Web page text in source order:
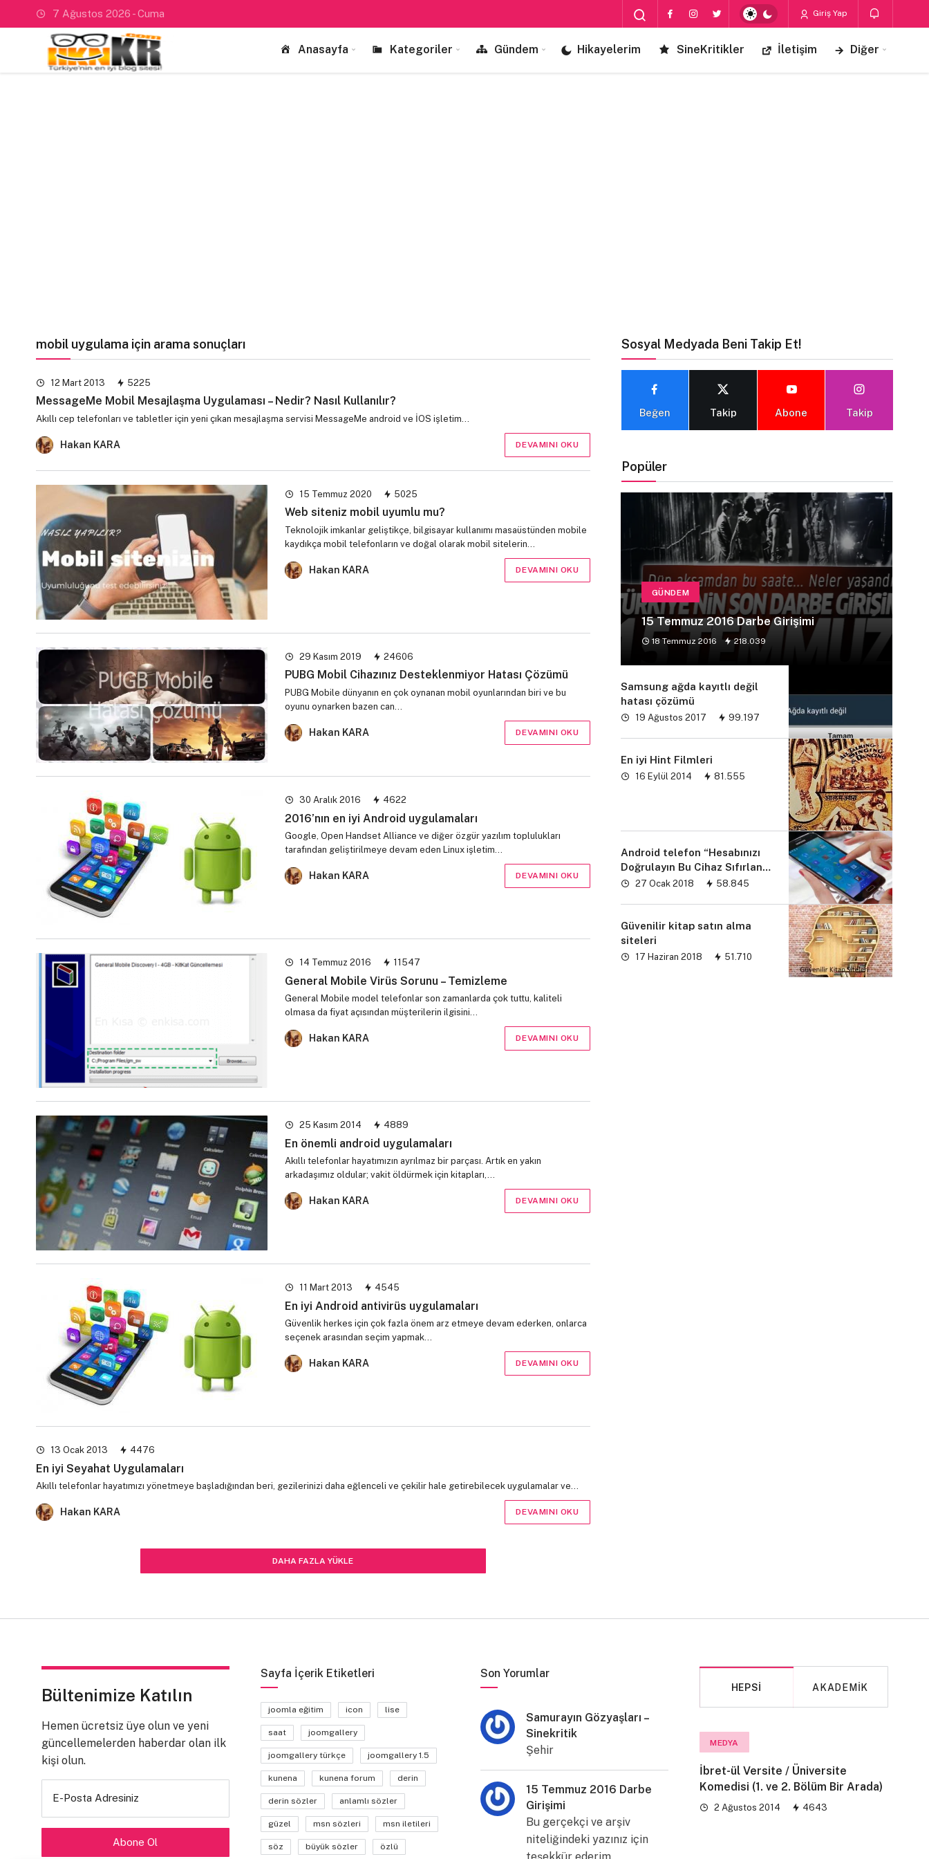
7 Ağustos 2026 - Cuma Giriş Yap
Anasayfa Kategoriler Gündem Hikayelerim SineKritikler İletişim Diğer
mobil uygulama için arama sonuçları
12 Mart 2013 5225
MessageMe Mobil Mesajlaşma Uygulaması – Nedir? Nasıl Kullanılır?
Akıllı cep telefonları ve tabletler için yeni çıkan mesajlaşma servisi MessageMe android ve İOS işletim…
Hakan KARA DEVAMINI OKU
15 Temmuz 2020 5025
Web siteniz mobil uyumlu mu?
Teknolojik imkanlar geliştikçe, bilgisayar kullanımı masaüstünden mobile
kaydıkça mobil telefonların ve doğal olarak mobil sitelerin…
Hakan KARA DEVAMINI OKU
29 Kasım 2019 24606
PUBG Mobil Cihazınız Desteklenmiyor Hatası Çözümü
PUBG Mobile dünyanın en çok oynanan mobil oyunlarından biri ve bu
oyunu oynarken bazen can…
Hakan KARA DEVAMINI OKU
30 Aralık 2016 4622
2016’nın en iyi Android uygulamaları
Google, Open Handset Alliance ve diğer özgür yazılım toplulukları
tarafından geliştirilmeye devam eden Linux işletim…
Hakan KARA DEVAMINI OKU
14 Temmuz 2016 11547
General Mobile Virüs Sorunu – Temizleme
General Mobile model telefonlar son zamanlarda çok tuttu, kaliteli
olmasa da fiyat açısından müşterilerin ilgisini…
Hakan KARA DEVAMINI OKU
25 Kasım 2014 4889
En önemli android uygulamaları
Akıllı telefonlar hayatımızın ayrılmaz bir parçası. Artık en yakın
arkadaşımız oldular; vakit öldürmek için kitapları,…
Hakan KARA DEVAMINI OKU
11 Mart 2013 4545
En iyi Android antivirüs uygulamaları
Güvenlik herkes için çok fazla önem arz etmeye devam ederken, onlarca
seçenek arasından seçim yapmak…
Hakan KARA DEVAMINI OKU
13 Ocak 2013 4476
En iyi Seyahat Uygulamaları
Akıllı telefonlar hayatımızı yönetmeye başladığından beri, gezilerinizi daha eğlenceli ve çekilir hale getirebilecek uygulamalar ve…
Hakan KARA DEVAMINI OKU
DAHA FAZLA YÜKLE
Sosyal Medyada Beni Takip Et!
Beğen Takip Abone Takip
Popüler
GÜNDEM
15 Temmuz 2016 Darbe Girişimi
18 Temmuz 2016 218.039
Samsung ağda kayıtlı değil
hatası çözümü
19 Ağustos 2017 99.197
En iyi Hint Filmleri
16 Eylül 2014 81.555
Android telefon “Hesabınızı
Doğrulayın Bu Cihaz Sıfırlandı
sorunu” çözümü
27 Ocak 2018 58.845
Güvenilir kitap satın alma
siteleri
17 Haziran 2018 51.710
Bültenimize Katılın
Hemen ücretsiz üye olun ve yeni
güncellemelerden haberdar olan ilk
kişi olun.
E-Posta Adresiniz
Sayfa İçerik Etiketleri
joomla eğitim icon lise
saat joomgallery
joomgallery türkçe joomgallery 1.5
kunena kunena forum derin
derin sözler anlamlı sözler
güzel msn sözleri msn iletileri
söz büyük sözler özlü
Son Yorumlar
Samurayın Gözyaşları –
Sinekritik
Şehir
15 Temmuz 2016 Darbe
Girişimi
Bu gerçekçi ve arşiv
niteliğindeki yazınız için
HEPSI AKADEMIK
MEDYA
İbret-ül Versite / Üniversite
Komedisi (1. ve 2. Bölüm Bir Arada)
2 Ağustos 2014 4643